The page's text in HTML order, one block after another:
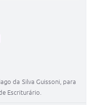
da Silva Guissoni, para
Escriturário.